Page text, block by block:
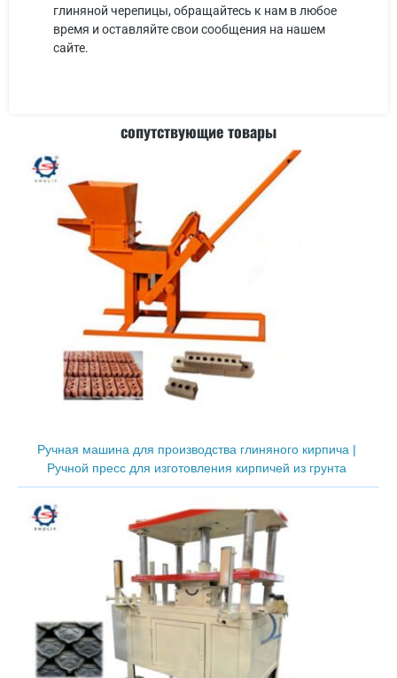
глиняной черепицы, обращайтесь к нам в любое
время и оставляйте свои сообщения на нашем
сайте.
сопутствующие товары
Ручная машина для производства глиняного кирпича |
Ручной пресс для изготовления кирпичей из грунта